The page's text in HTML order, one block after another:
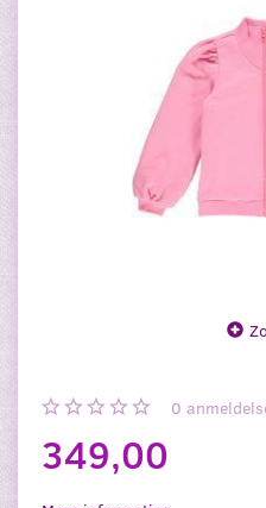
0
349,00